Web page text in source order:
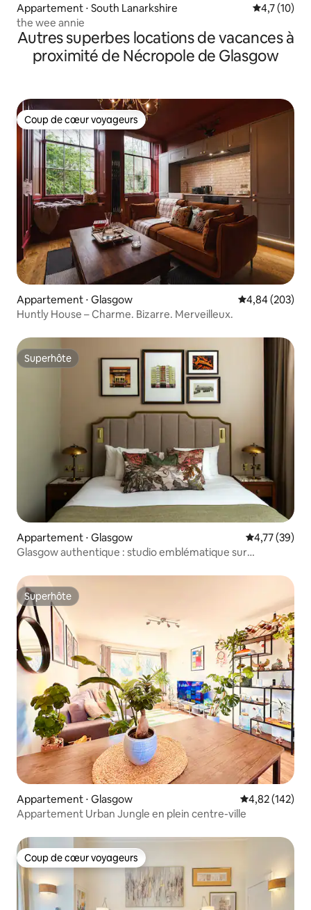
Appartement ⋅ South Lanarkshire Évaluation
4,7 (10)
the wee annie
Autres superbes locations de vacances à
proximité de Nécropole de Glasgow
Coup de cœur voyageurs
Coup de cœur voyageurs
Appartement ⋅ Glasgow Évaluation
4,84 (203)
Huntly House – Charme. Bizarre. Merveilleux.
Superhôte
Superhôte
Appartement ⋅ Glasgow Évaluation
4,77 (39)
Glasgow authentique : studio emblématique sur
Superhôte
Superhôte
Appartement ⋅ Glasgow Évaluation
4,82 (142)
Appartement Urban Jungle en plein centre-ville
Coup de cœur voyageurs
Coup de cœur voyageurs